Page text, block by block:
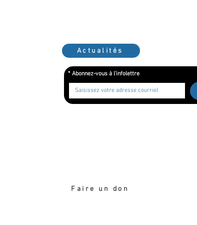
Actualités
* Abonnez-vous à l'infolettre
Faire un don